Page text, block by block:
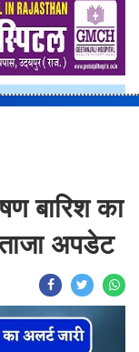
बारिश का
अपडेट